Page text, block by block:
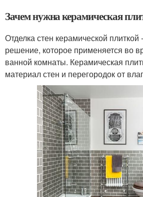
Зачем нужна керамическая
Отделка стен керамической плиткой
решение, которое применяется во
ванной комнаты. Керамическая
материал стен и перегородок от